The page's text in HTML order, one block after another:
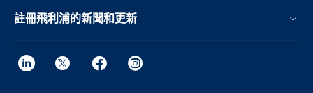
註冊飛利浦的新聞和更新